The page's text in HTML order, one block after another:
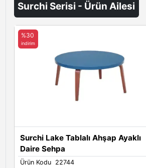
Surchi Serisi - Ürün Ailesi
Surchi Lake Tablalı Ahşap Ayaklı
Daire Sehpa
Ürün Kodu
22744
%30
indirim